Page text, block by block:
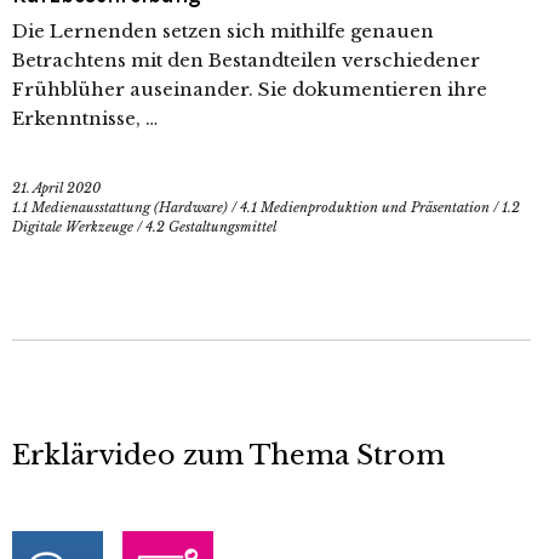
Die Lernenden setzen sich mithilfe genauen
Betrachtens mit den Bestandteilen verschiedener
Frühblüher auseinander. Sie dokumentieren ihre
Erkenntnisse, …
21. April 2020
1.1 Medienausstattung (Hardware) /4.1 Medienproduktion und Präsentation /1.2
Digitale Werkzeuge /4.2 Gestaltungsmittel
Erklärvideo zum Thema Strom